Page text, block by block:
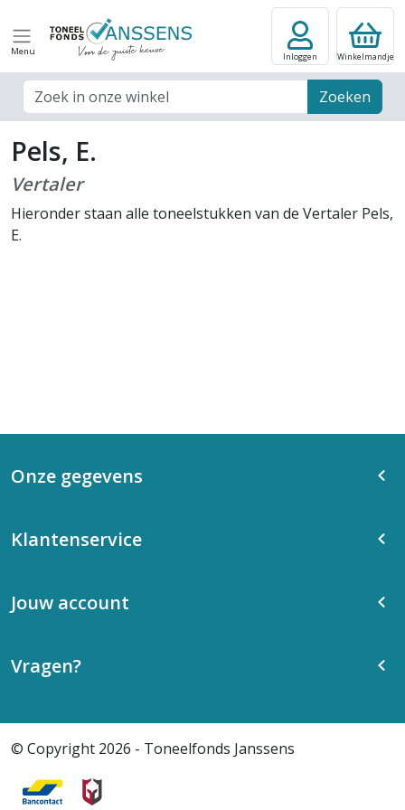
Menu
Zoek veld Zoeken
Inloggen Winkelmandje
Pels, E.
Vertaler
Hieronder staan alle toneelstukken van de Vertaler Pels,
E.
Onze gegevens
Klantenservice
Jouw account
Vragen?
© Copyright 2026 - Toneelfonds Janssens